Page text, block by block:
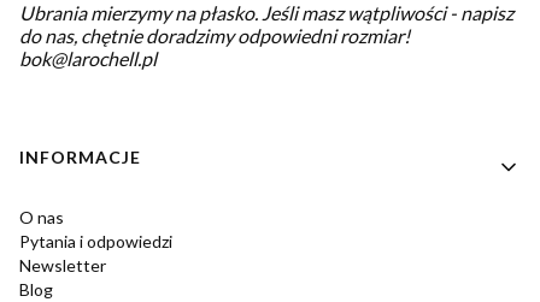
Ubrania mierzymy na płasko. Jeśli masz wątpliwości - napisz
do nas, chętnie doradzimy odpowiedni rozmiar!
bok@larochell.pl
Linki w stopce
INFORMACJE
O nas
Pytania i odpowiedzi
Newsletter
Blog